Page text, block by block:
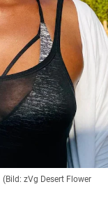
(Bild: zVg Desert Flower